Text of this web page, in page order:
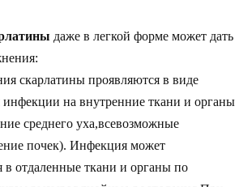
даже в легкой форме может дать
скарлатины проявляются в виде
инфекции на внутренние ткани и органы
среднего уха,всевозможные
почек). Инфекция может
в отдаленные ткани и органы по